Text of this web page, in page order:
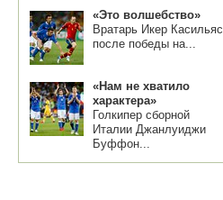
«Это волшебство»
Вратарь Икер Касильяс
после победы на...
«Нам не хватило
характера»
Голкипер сборной
Италии Джанлуиджи
Буффон...